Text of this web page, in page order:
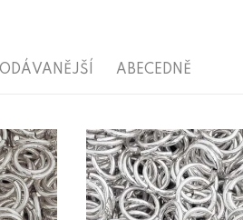
ABECEDNĚ